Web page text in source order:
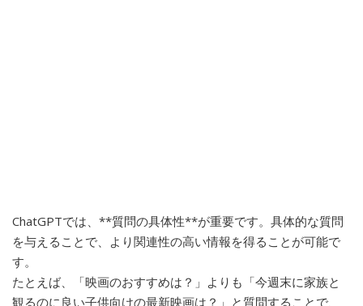
ChatGPTでは、**質問の具体性**が重要です。具体的な質問
を与えることで、より関連性の高い情報を得ることが可能で
す。
たとえば、「映画のおすすめは？」よりも「今週末に家族と
観るのに良い子供向けの最新映画は？」と質問することで、